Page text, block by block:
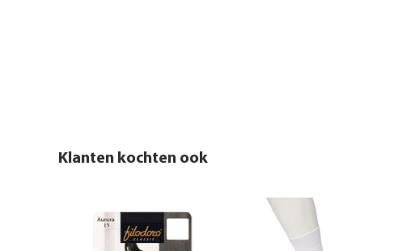
Klanten kochten ook